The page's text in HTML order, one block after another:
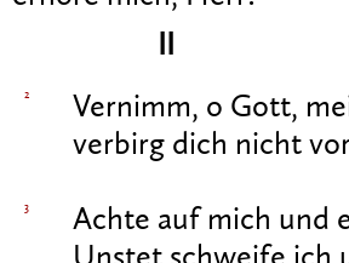
2
Vernimm, o Gott,
verbirg dich nicht
3
Achte auf mich und